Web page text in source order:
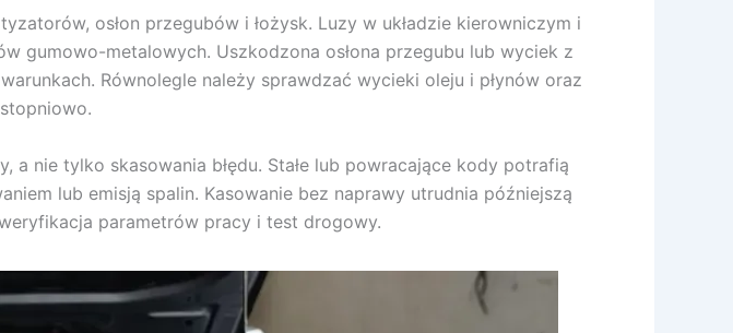
osłon przegubów i łożysk. Luzy w układzie kierowniczym i
gumowo-metalowych. Uszkodzona osłona przegubu lub wyciek z
Równolegle należy sprawdzać wycieki oleju i płynów oraz
nie tylko skasowania błędu. Stałe lub powracające kody potrafią
lub emisją spalin. Kasowanie bez naprawy utrudnia późniejszą
parametrów pracy i test drogowy.